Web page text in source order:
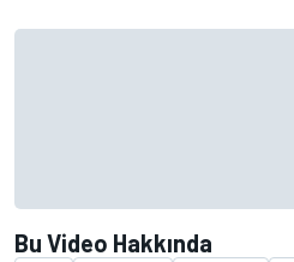
Bu Video Hakkında